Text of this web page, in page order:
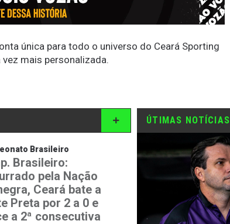
única para todo o universo do Ceará Sporting
vez mais personalizada.
Brasileiro
Brasileiro:
pela Nação
Ceará bate a
Preta por 2 a 0 e
a 2ª consecutiva
ÚTIMAS NOTÍCIAS